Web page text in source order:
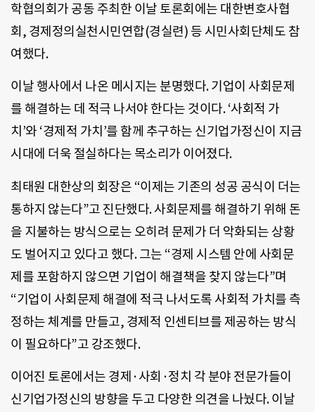
학협의회가 공동 주최한 이날 토론회에는 대한변호사협
회, 경제정의실천시민연합(경실련) 등 시민사회단체도 참
여했다.
이날 행사에서 나온 메시지는 분명했다. 기업이 사회문제
를 해결하는 데 적극 나서야 한다는 것이다. ‘사회적 가
치’와 ‘경제적 가치’를 함께 추구하는 신기업가정신이 지금
시대에 더욱 절실하다는 목소리가 이어졌다.
최태원 대한상의 회장은 “이제는 기존의 성공 공식이 더는
통하지 않는다”고 진단했다. 사회문제를 해결하기 위해 돈
을 지불하는 방식으로는 오히려 문제가 더 악화되는 상황
도 벌어지고 있다고 했다. 그는 “경제 시스템 안에 사회문
제를 포함하지 않으면 기업이 해결책을 찾지 않는다”며
“기업이 사회문제 해결에 적극 나서도록 사회적 가치를 측
정하는 체계를 만들고, 경제적 인센티브를 제공하는 방식
이 필요하다”고 강조했다.
이어진 토론에서는 경제·사회·정치 각 분야 전문가들이
신기업가정신의 방향을 두고 다양한 의견을 나눴다. 이날